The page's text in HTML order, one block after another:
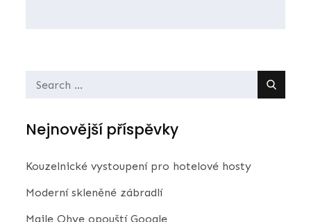
Search
Nejnovější příspěvky
Kouzelnické vystoupení pro hotelové hosty
Moderní skleněné zábradlí
Maile Ohye opouští Google